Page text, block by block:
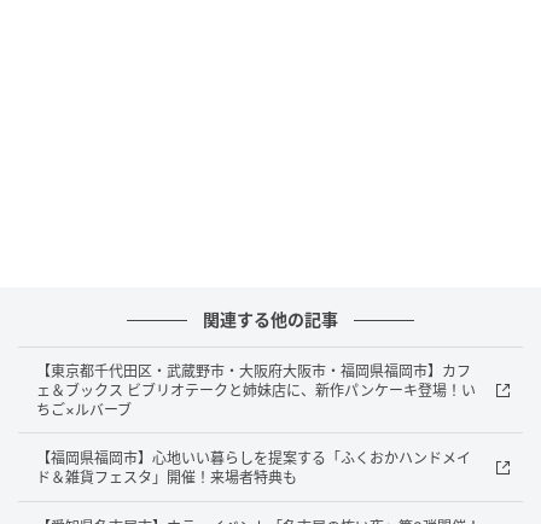
関連する他の記事
【東京都千代田区・武蔵野市・大阪府大阪市・福岡県福岡市】カフ
ェ＆ブックス ビブリオテークと姉妹店に、新作パンケーキ登場！い
ちご×ルバーブ
【福岡県福岡市】心地いい暮らしを提案する「ふくおかハンドメイ
ド＆雑貨フェスタ」開催！来場者特典も